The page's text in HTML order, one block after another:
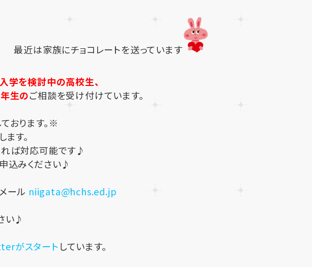
最近は家族にチョコレートを送っています
学を検討中の高校生、
生のご相談を受け付けています。
おります。※
す。
ば対応可能です♪
込みください♪
ール niigata@hchs.ed.jp
い♪
がスタートしています。